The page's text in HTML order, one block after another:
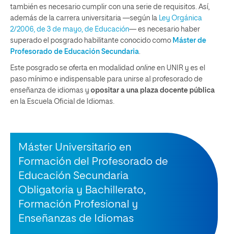
también es necesario cumplir con una serie de requisitos. Así,
además de la carrera universitaria —según la
Ley Orgánica
2/2006, de 3 de mayo, de Educación— es necesario haber
superado el posgrado habilitante conocido como Máster de
Profesorado de Educación Secundaria
Este posgrado se oferta en modalidad online en UNIR y es el
paso mínimo e indispensable para unirse al profesorado de
enseñanza de idiomas y opositar a una plaza docente pública
en la Escuela Oficial de Idiomas.
Máster Universitario en
Formación del Profesorado de
Educación Secundaria
Obligatoria y Bachillerato,
Formación Profesional y
Enseñanzas de Idiomas